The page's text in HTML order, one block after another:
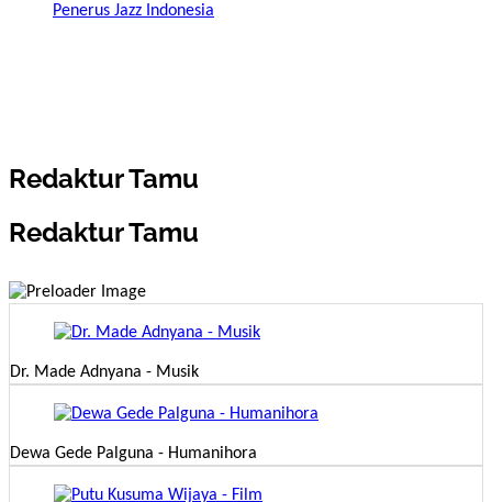
Penerus Jazz Indonesia
Redaktur Tamu
Redaktur Tamu
Dr. Made Adnyana - Musik
Dewa Gede Palguna - Humanihora